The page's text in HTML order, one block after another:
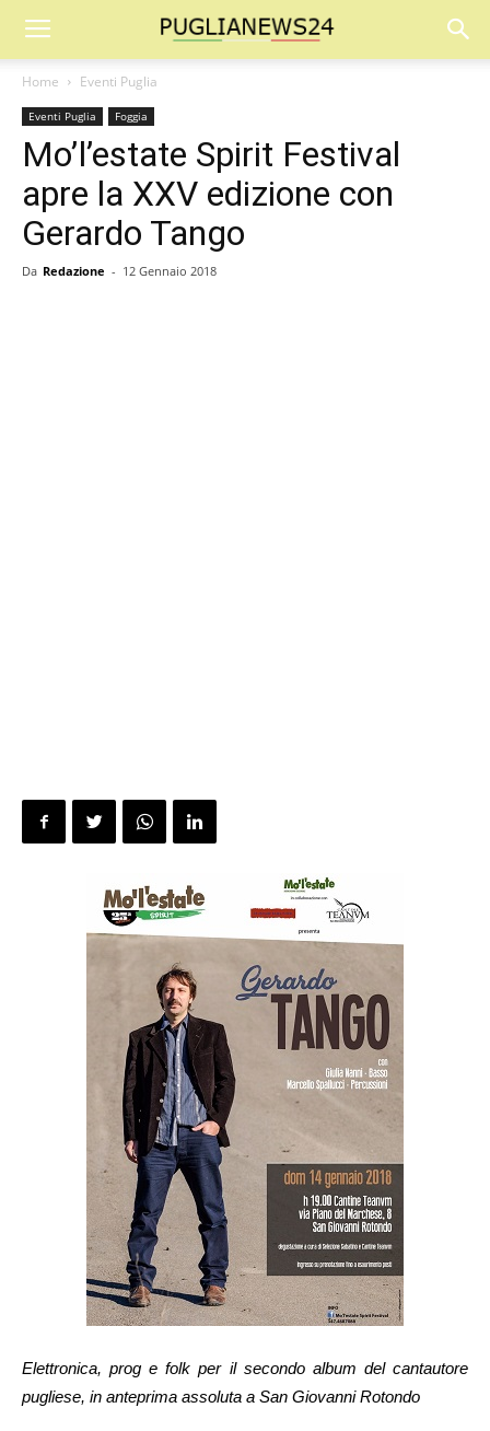
Home Eventi Puglia
Eventi Puglia Foggia
Mo’l’estate Spirit Festival
apre la XXV edizione con
Gerardo Tango
Da Redazione - 12 Gennaio 2018
Elettronica, prog e folk per il secondo album del cantautore
pugliese, in anteprima assoluta a San Giovanni Rotondo